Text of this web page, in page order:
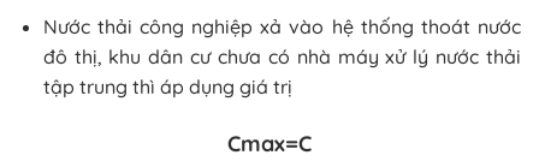
Nước thải công nghiệp xả vào hệ thống thoát nước
đô thị, khu dân cư chưa có nhà máy xử lý nước thải
tập trung thì áp dụng giá trị
Cmax​=C